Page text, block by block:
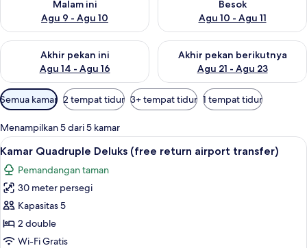
Malam ini
Agu 9 - Agu 10
Besok
Agu 10 - Agu 11
Akhir pekan ini
Agu 14 - Agu 16
Periksa ketersediaan untuk akhir pekan ini Agu 14 - Agu 16
Akhir pekan berikutnya
Agu 21 - Agu 23
Periksa ketersediaan untuk
Filter
tersedia
untuk
kamar
Semua kamar 2 tempat tidur 3+ tempat tidur 1 tempat tidur
Menampilkan 5 dari 5 kamar
Lihat
semua
foto
untuk
Kamar
Quadruple
Deluks
Kamar Quadruple Deluks (free
4
Kamar Quadruple Deluks (free return airport transfer)
Pemandangan taman
30 meter persegi
Kapasitas 5
2 double
Wi-Fi Gratis